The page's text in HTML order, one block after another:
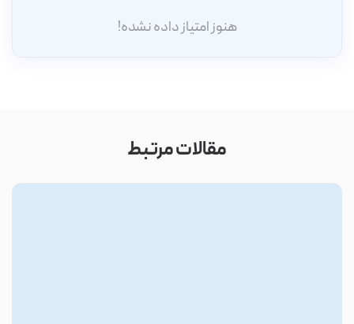
هنوز امتیاز داده نشده!
مقالات مرتبط